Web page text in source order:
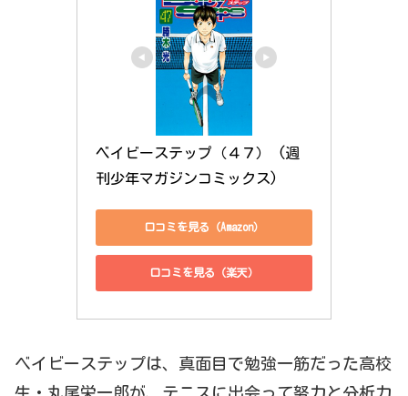
ベイビーステップ（４７） (週
刊少年マガジンコミックス)
口コミを見る（Amazon）
口コミを見る（楽天）
ベイビーステップは、真面目で勉強一筋だった高校
生・丸尾栄一郎が、テニスに出会って努力と分析力